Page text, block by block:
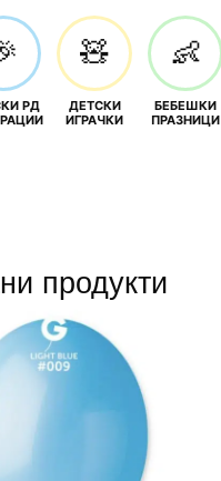
РД
🧸
ДЕТСКИ
ИГРАЧКИ
👶
БЕБЕШКИ
ПРАЗНИЦИ
продукти